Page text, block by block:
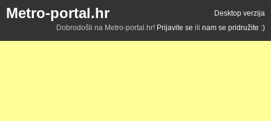
Metro-portal.hr
Desktop verzija
Dobrodošli na Metro-portal.hr! Prijavite se ili nam se pridružite :)